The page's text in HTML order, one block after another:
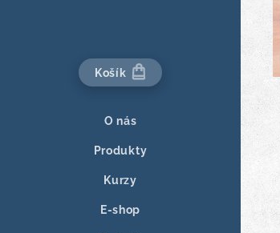
Košík
O nás
Produkty
Kurzy
E-shop